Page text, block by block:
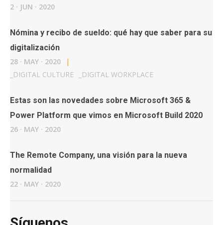
2 · JUN · 2020
Nómina y recibo de sueldo: qué hay que saber para su
digitalización
28 · MAY · 2020
|
DIGITAL CULTURE DIGITAL WORKPLACE
Estas son las novedades sobre Microsoft 365 &
Power Platform que vimos en Microsoft Build 2020
26 · MAY · 2020
The Remote Company, una visión para la nueva
normalidad
22 · MAY · 2020